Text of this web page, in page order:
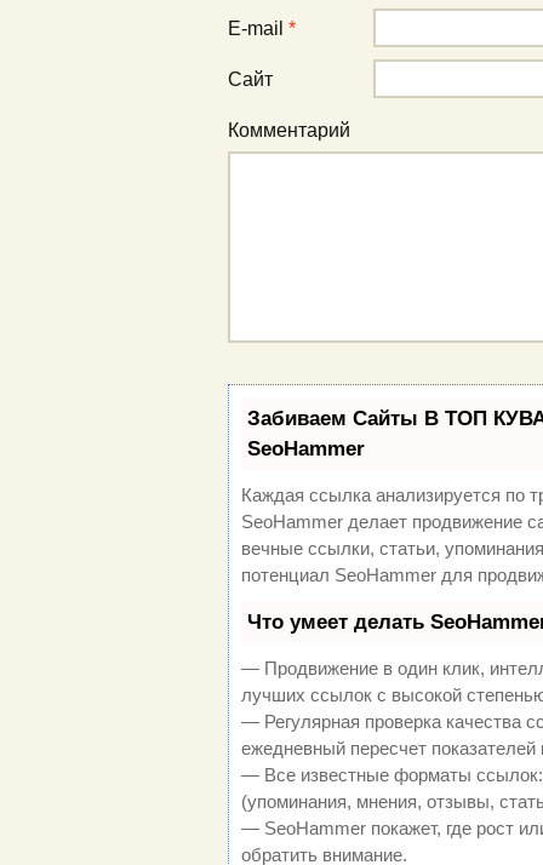
E-mail *
Сайт
Комментарий
Забиваем Сайты В ТОП
SeoHammer
Каждая ссылка анализируется по
SeoHammer делает продвижение
вечные ссылки, статьи,
потенциал SeoHammer для
Что умеет делать
— Продвижение в один клик,
лучших ссылок с высокой
— Регулярная проверка качества
ежедневный пересчет показателей
— Все известные форматы
(упоминания, мнения, отзывы,
— SeoHammer покажет, где рост
обратить внимание.